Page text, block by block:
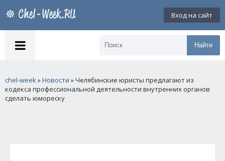
Вход на сайт
Найти
chel-week»Новости » Челябинские юристы предлагают из
кодекса профессиональной деятельности внутренних органов
сделать юмореску